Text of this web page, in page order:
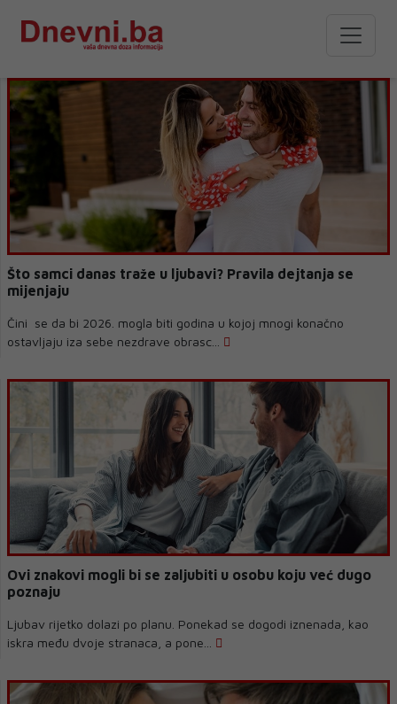
Što samci danas traže u ljubavi? Pravila dejtanja se
mijenjaju
Čini se da bi 2026. mogla biti godina u kojoj mnogi konačno
ostavljaju iza sebe nezdrave obrasc...
Ovi znakovi mogli bi se zaljubiti u osobu koju već dugo
poznaju
Ljubav rijetko dolazi po planu. Ponekad se dogodi iznenada, kao
iskra među dvoje stranaca, a pone...